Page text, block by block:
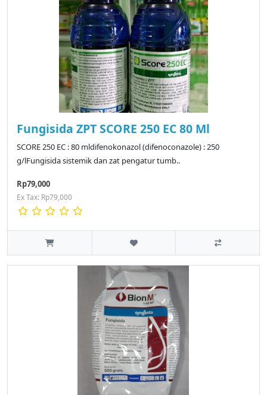
Fungisida ZPT SCORE 250 EC 80 Ml
SCORE 250 EC : 80 mldifenokonazol (difenoconazole) : 250
g/lFungisida sistemik dan zat pengatur tumb..
Rp79,000
Ex Tax: Rp79,000